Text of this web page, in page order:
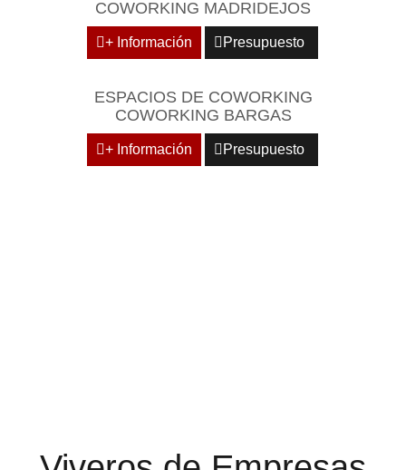
COWORKING MADRIDEJOS
+ Información Presupuesto
ESPACIOS DE COWORKING
COWORKING BARGAS
+ Información Presupuesto